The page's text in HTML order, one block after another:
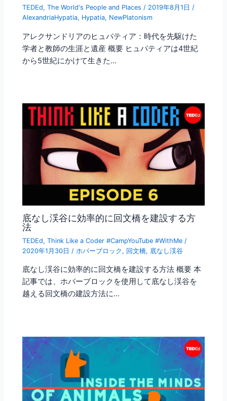
TEDEd,The World's People and Places / 2019年8月1日/
AlexandriaHypatia, Hypatia, NewPlatonism
アレクサンドリアのヒュパティア：時代を先駆けた
学者と教師の生涯と遺産 概要 ヒュパティアは4世紀
から5世紀にかけて生きた…
底なし渓谷に効率的に回文橋を建設する方
法
TEDEd,Think Like a Coder #CampYouTube #WithMe /
2020年1月30日 / ホバーブロック , 回文橋, 底なし渓谷
底なし渓谷に効率的に回文橋を建設する方法 概要 本
記事では、ホバーブロックを使用して底なし渓谷を
越える回文橋の建設方法に…